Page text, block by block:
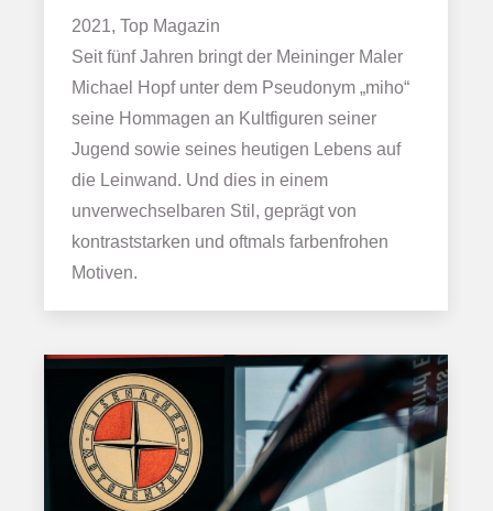
2021, Top Magazin
Seit fünf Jahren bringt der Meininger Maler
Michael Hopf unter dem Pseudonym „miho“
seine Hommagen an Kultfiguren seiner
Jugend sowie seines heutigen Lebens auf
die Leinwand. Und dies in einem
unverwechselbaren Stil, geprägt von
kontraststarken und oftmals farbenfrohen
Motiven.